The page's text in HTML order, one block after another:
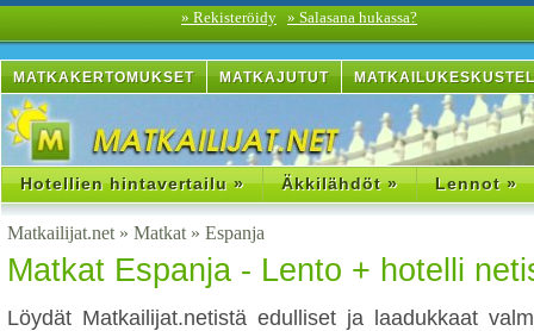
» Rekisteröidy » Salasana hukassa?
MATKAKERTOMUKSET MATKAJUTUT
Hotellien hintavertailu » Äkkilähdöt » Lennot »
Matkailijat.net » Matkat » Espanja
Matkat Espanja - Lento + hotelli
Löydät Matkailijat.netistä edulliset ja laadukkaat